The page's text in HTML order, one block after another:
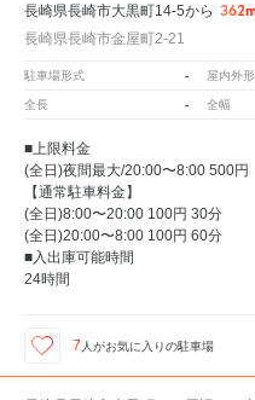
長崎県長崎市大黒町14-5から
長崎県長崎市金屋町2-21
駐車場形式 - 屋内外
全長 - 全幅
■上限料金
(全日)夜間最大/20:00〜8:00 500円
【通常駐車料金】
(全日)8:00〜20:00 100円 30分
(全日)20:00〜8:00 100円 60分
■入出庫可能時間
24時間
7 人がお気に入りの駐車場